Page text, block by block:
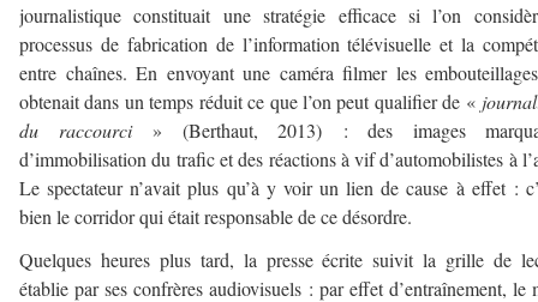
journalistique constituait une stratégie efficace si l’on
processus de fabrication de l’information télévisuelle et la
entre chaînes. En envoyant une caméra filmer les
obtenait dans un temps réduit ce que l’on peut qualifier de «
du raccourci » (Berthaut, 2013) : des images
d’immobilisation du trafic et des réactions à vif d’automobilistes à
Le spectateur n’avait plus qu’à y voir un lien de cause à effet :
bien le corridor qui était responsable de ce désordre.
Quelques heures plus tard, la presse écrite suivit la grille de
établie par ses confrères audiovisuels : par effet d’entraînement, le